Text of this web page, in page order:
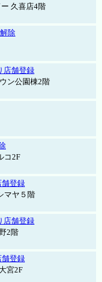
久喜店4階
除
店舗登録
ン公園棟2階
コ2F
舗登録
マヤ５階
店舗登録
2階
舗登録
宮2F